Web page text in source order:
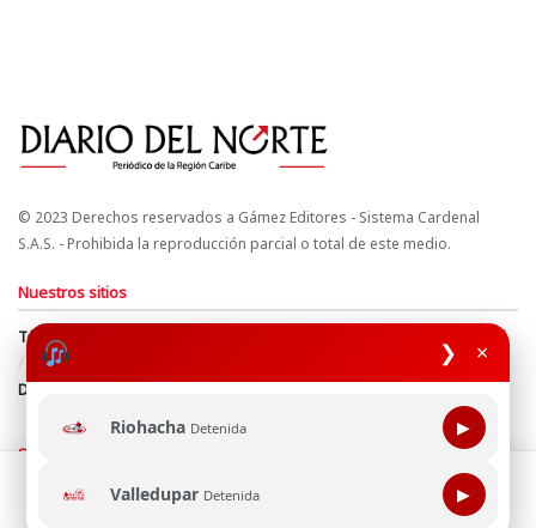
❯ ×
Riohacha Detenida ▶
Valledupar Detenida ▶
© 2023 Derechos reservados a Gámez Editores - Sistema Cardenal
S.A.S. - Prohibida la reproducción parcial o total de este medio.
Nuestros sitios
Términos y Condiciones
Derechos de Autor y Propiedad Intelectual
Política de uso de cookies
Política de Tratamiento de Datos
Directrices Editoriales
Síguenos
Esta página web usa cookie para mejorar tu experiencia de
navegación, al continuar aceptas nuestra política de uso de